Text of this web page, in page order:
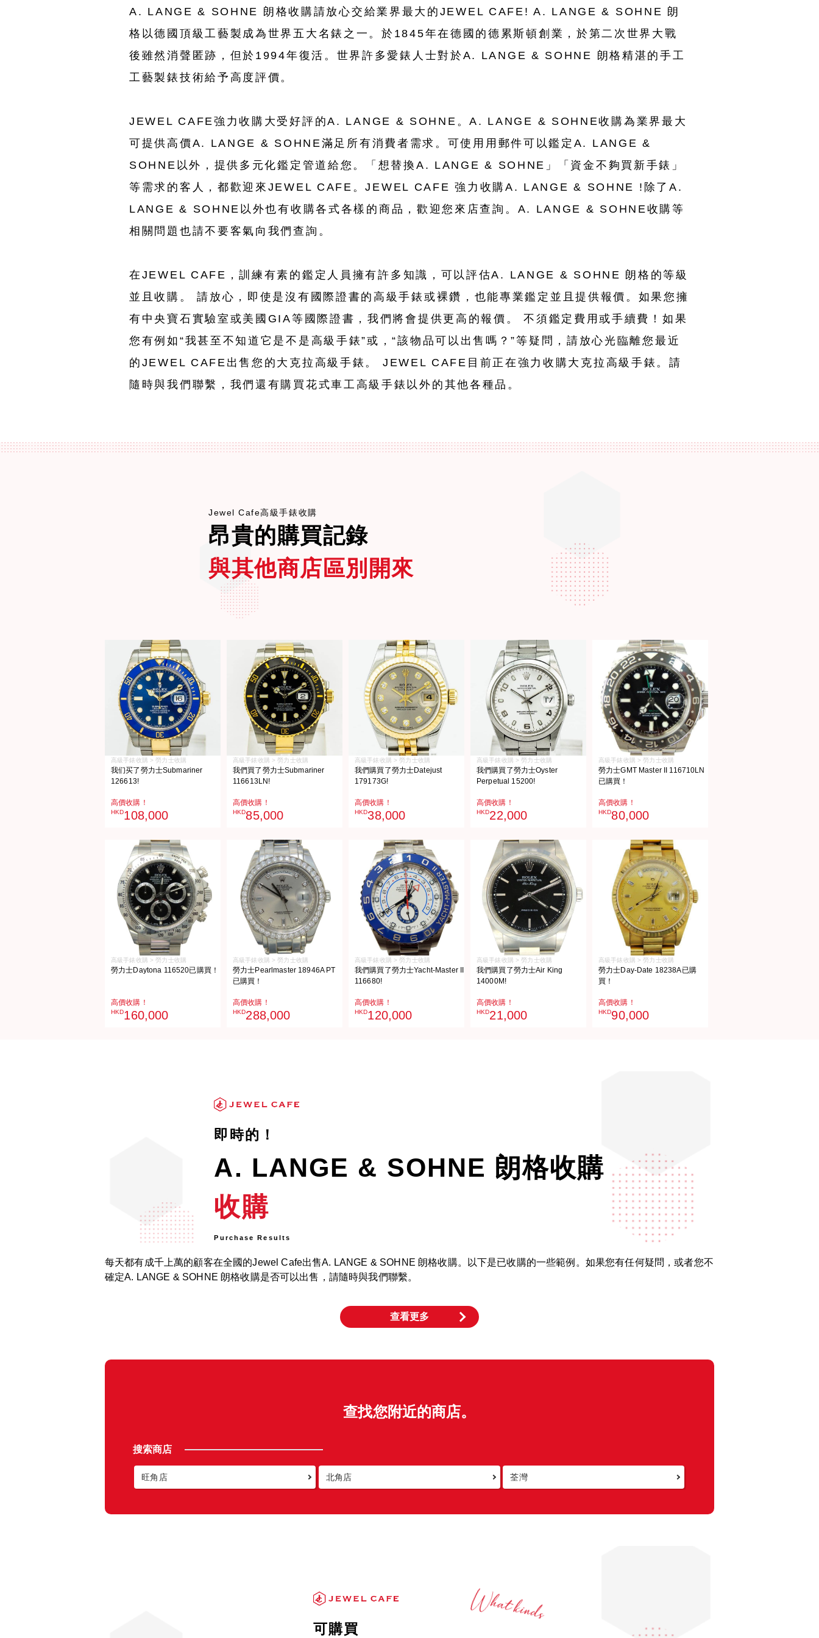
A. LANGE & SOHNE 朗格收購請放心交給業界最大的JEWEL CAFE! A. LANGE & SOHNE 朗
格以德國頂級工藝製成為世界五大名錶之一。於1845年在德國的德累斯頓創業，於第二次世界大戰
後雖然消聲匿跡，但於1994年復活。世界許多愛錶人士對於A. LANGE & SOHNE 朗格精湛的手工
工藝製錶技術給予高度評價。
JEWEL CAFE強力收購大受好評的A. LANGE & SOHNE。A. LANGE & SOHNE收購為業界最大
可提供高價A. LANGE & SOHNE滿足所有消費者需求。可使用用郵件可以鑑定A. LANGE &
SOHNE以外，提供多元化鑑定管道給您。「想替換A. LANGE & SOHNE」「資金不夠買新手錶」
等需求的客人，都歡迎來JEWEL CAFE。JEWEL CAFE 強力收購A. LANGE & SOHNE !除了A.
LANGE & SOHNE以外也有收購各式各樣的商品，歡迎您來店查詢。A. LANGE & SOHNE收購等
相關問題也請不要客氣向我們查詢。
在JEWEL CAFE，訓練有素的鑑定人員擁有許多知識，可以評估A. LANGE & SOHNE 朗格的等級
並且收購。 請放心，即使是沒有國際證書的高級手錶或裸鑽，也能專業鑑定並且提供報價。如果您擁
有中央寶石實驗室或美國GIA等國際證書，我們將會提供更高的報價。 不須鑑定費用或手續費！如果
您有例如“我甚至不知道它是不是高級手錶”或，“該物品可以出售嗎？”等疑問，請放心光臨離您最近
的JEWEL CAFE出售您的大克拉高級手錶。 JEWEL CAFE目前正在強力收購大克拉高級手錶。請
隨時與我們聯繫，我們還有購買花式車工高級手錶以外的其他各種品。
Jewel Cafe高級手錶收購
昂貴的購買記錄
與其他商店區別開來
高級手錶收購 > 勞力士收購
我们买了勞力士Submariner
126613!
高價收購！
HKD108,000
高級手錶收購 > 勞力士收購
我們買了勞力士Submariner
116613LN!
高價收購！
HKD85,000
高級手錶收購 > 勞力士收購
我們購買了勞力士Datejust
179173G!
高價收購！
HKD38,000
高級手錶收購 > 勞力士收購
我們購買了勞力士Oyster
Perpetual 15200!
高價收購！
HKD22,000
高級手錶收購 > 勞力士收購
勞力士GMT Master II 116710LN
已購買！
高價收購！
HKD80,000
高級手錶收購 > 勞力士收購
勞力士Daytona 116520已購買！
高價收購！
HKD160,000
高級手錶收購 > 勞力士收購
勞力士Pearlmaster 18946A PT
已購買！
高價收購！
HKD288,000
高級手錶收購 > 勞力士收購
我們購買了勞力士Yacht-Master II
116680!
高價收購！
HKD120,000
高級手錶收購 > 勞力士收購
我們購買了勞力士Air King
14000M!
高價收購！
HKD21,000
高級手錶收購 > 勞力士收購
勞力士Day-Date 18238A已購
買！
高價收購！
HKD90,000
即時的！
A. LANGE & SOHNE 朗格收購
收購
Purchase Results
每天都有成千上萬的顧客在全國的Jewel Cafe出售A. LANGE & SOHNE 朗格收購。以下是已收購的一些範例。如果您有任何疑問，或者您不
確定A. LANGE & SOHNE 朗格收購是否可以出售，請隨時與我們聯繫。
查看更多
查找您附近的商店。
搜索商店
旺角店 北角店 荃灣
可購買